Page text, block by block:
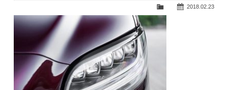
会社紹介
スタッフ募集
2018.02.23